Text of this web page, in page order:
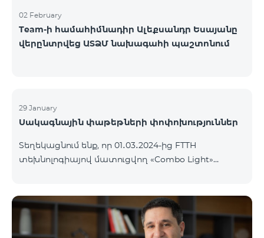
02 February
Team-ի համահիմնադիր Ալեքսանդր Եսայանը
վերընտրվեց ԱՏՁՄ նախագահի պաշտոնում
29 January
Սակագնային փաթեթների փոփոխություններ
Տեղեկացնում ենք, որ 01․03․2024-ից FTTH
տեխնոլոգիայով մատուցվող «Combo Light»
Մարզային 6900» սակագնային փաթեթով։ Այլ
սակագնային փաթեթի անցում կատարելու
համար կարող եք մոտենալ վաճառքի և